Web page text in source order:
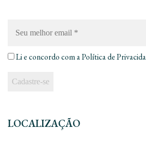
melhor
Li e concordo com aPolítica de
LOCALIZAÇÃO